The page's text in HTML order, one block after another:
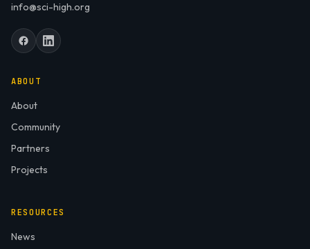
info@sci-high.org
ABOUT
About
Community
Partners
Projects
RESOURCES
News